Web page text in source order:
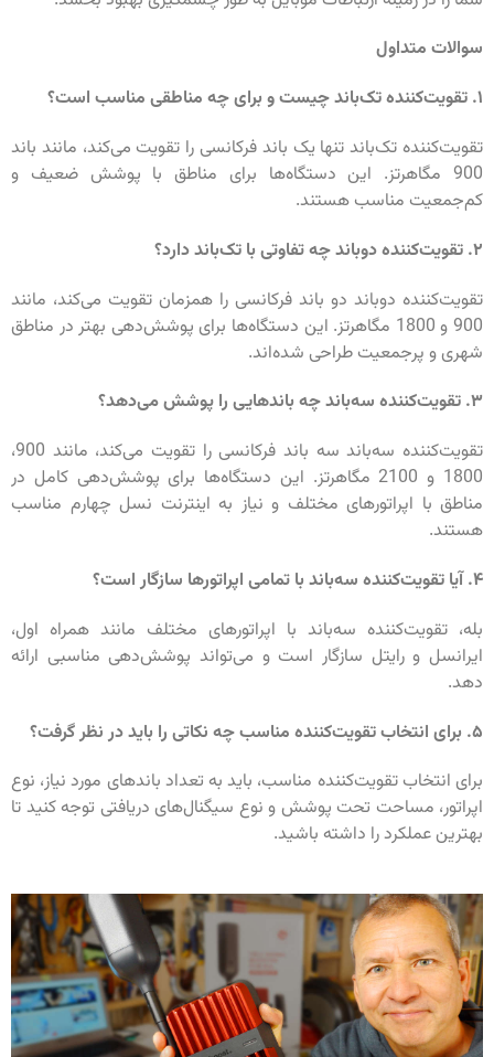
سوالات متداول
۱. تقویت‌کننده تک‌باند چیست و برای چه مناطقی مناسب است؟
تقویت‌کننده تک‌باند تنها یک باند فرکانسی را تقویت می‌کند، مانند باند
900 مگاهرتز. این دستگاه‌ها برای مناطق با پوشش ضعیف و
کم‌جمعیت مناسب هستند.
۲. تقویت‌کننده دوباند چه تفاوتی با تک‌باند دارد؟
تقویت‌کننده دوباند دو باند فرکانسی را همزمان تقویت می‌کند، مانند
900 و 1800 مگاهرتز. این دستگاه‌ها برای پوشش‌دهی بهتر در مناطق
شهری و پرجمعیت طراحی شده‌اند.
۳. تقویت‌کننده سه‌باند چه باندهایی را پوشش می‌دهد؟
تقویت‌کننده سه‌باند سه باند فرکانسی را تقویت می‌کند، مانند 900،
1800 و 2100 مگاهرتز. این دستگاه‌ها برای پوشش‌دهی کامل در
مناطق با اپراتورهای مختلف و نیاز به اینترنت نسل چهارم مناسب
هستند.
۴. آیا تقویت‌کننده سه‌باند با تمامی اپراتورها سازگار است؟
بله، تقویت‌کننده سه‌باند با اپراتورهای مختلف مانند همراه اول،
ایرانسل و رایتل سازگار است و می‌تواند پوشش‌دهی مناسبی ارائه
دهد.
۵. برای انتخاب تقویت‌کننده مناسب چه نکاتی را باید در نظر گرفت؟
برای انتخاب تقویت‌کننده مناسب، باید به تعداد باندهای مورد نیاز، نوع
اپراتور، مساحت تحت پوشش و نوع سیگنال‌های دریافتی توجه کنید تا
بهترین عملکرد را داشته باشید.